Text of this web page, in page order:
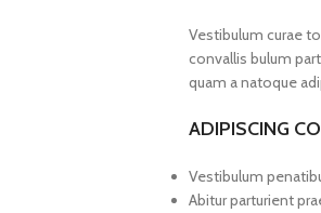
Vestibulum curae
convallis bulum
quam a natoque
ADIPISCING
Vestibulum
Abitur parturient